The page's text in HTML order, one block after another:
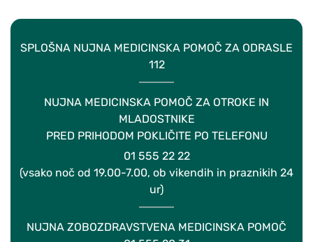
SPLOŠNA NUJNA MEDICINSKA POMOČ ZA ODRASLE
112
NUJNA MEDICINSKA POMOČ ZA OTROKE IN
MLADOSTNIKE
PRED PRIHODOM POKLIČITE PO TELEFONU
01 555 22 22
(vsako noč od 19.00-7.00, ob vikendih in praznikih 24
ur)
NUJNA ZOBOZDRAVSTVENA MEDICINSKA POMOČ